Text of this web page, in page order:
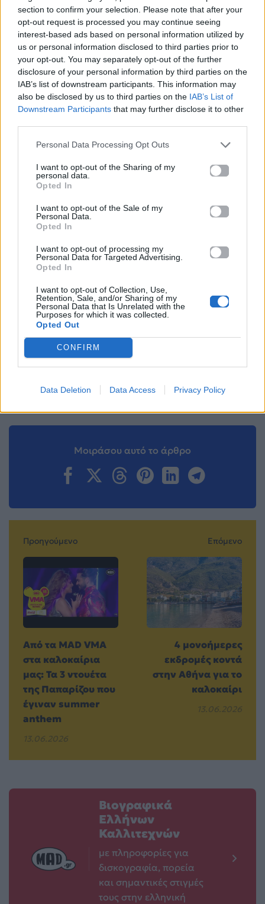
section to confirm your selection. Please note that after your
opt-out request is processed you may continue seeing
interest-based ads based on personal information utilized by
us or personal information disclosed to third parties prior to
your opt-out. You may separately opt-out of the further
disclosure of your personal information by third parties on the
IAB’s list of downstream participants. This information may
also be disclosed by us to third parties on the IAB’s List of
Downstream Participants that may further disclose it to other
Personal Data Processing Opt Outs
I want to opt-out of the Sharing of my
personal data.
Opted In
I want to opt-out of the Sale of my
Personal Data.
Opted In
I want to opt-out of processing my
Personal Data for Targeted Advertising.
Opted In
I want to opt-out of Collection, Use,
Retention, Sale, and/or Sharing of my
Personal Data that Is Unrelated with the
Purposes for which it was collected.
Opted Out
CONFIRM
Data Deletion Data Access Privacy Policy
Μην παραλείπετε ποτέ τοsetting spray, το οποίο
λειτουργεί ως το τελικό «κλειδί» για να διατηρηθεί
το look ανέπαφο. Πέρα από τη σταθερότητα που
προσφέρει, ένα καλό spray ενυδατώνει ελαφρώς
την επιδερμίδα,απομακρύνοντας την όψη της
«πουδραρισμένης» επιδερμίδας και προσφέροντας
μια ευχάριστη αίσθηση δροσιάς.
Καλοκαίρι 2026: Οι 5 αρωματικές τάσεις που
θα οσφραίνεσαι παντού
Γιατί το «Sunrise Blonde» είναι το χρώμα που
Για σχόλια, μηνύματα ή φωτογραφικό υλικό
Facebook, επικοινωνήστε μέσωTwitter
ή
ακολουθήστε μας στο
Καλοκαίρι 2026 μακιγιάζ
Mad.gr στο Google
Ακολουθήστε το
Mad.gr στο MSN
Μοιράσου αυτό το άρθρο
Προηγούμενο
Από τα MAD VMA
στα καλοκαίρια
μας: Τα 3 ντουέτα
της Παπαρίζου που
έγιναν summer
anthem
13.06.2026
Επόμενο
4 μονοήμερες
εκδρομές κοντά
στην Αθήνα για το
καλοκαίρι
13.06.2026
Βιογραφικά
Ελλήνων
Καλλιτεχνών
με πληροφορίες για
δισκογραφία, πορεία
και σημαντικές στιγμές
τους στην ελληνική